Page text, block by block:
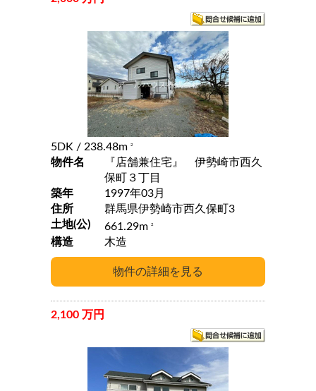
5DK / 238.48m 2
物件名
『店舗兼住宅』 伊勢崎市西久
保町３丁目
築年
1997年03月
住所
群馬県伊勢崎市西久保町3
土地(公)
661.29m 2
構造 木造
2,100 万円